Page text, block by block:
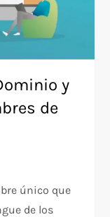
y
de
único que
de los